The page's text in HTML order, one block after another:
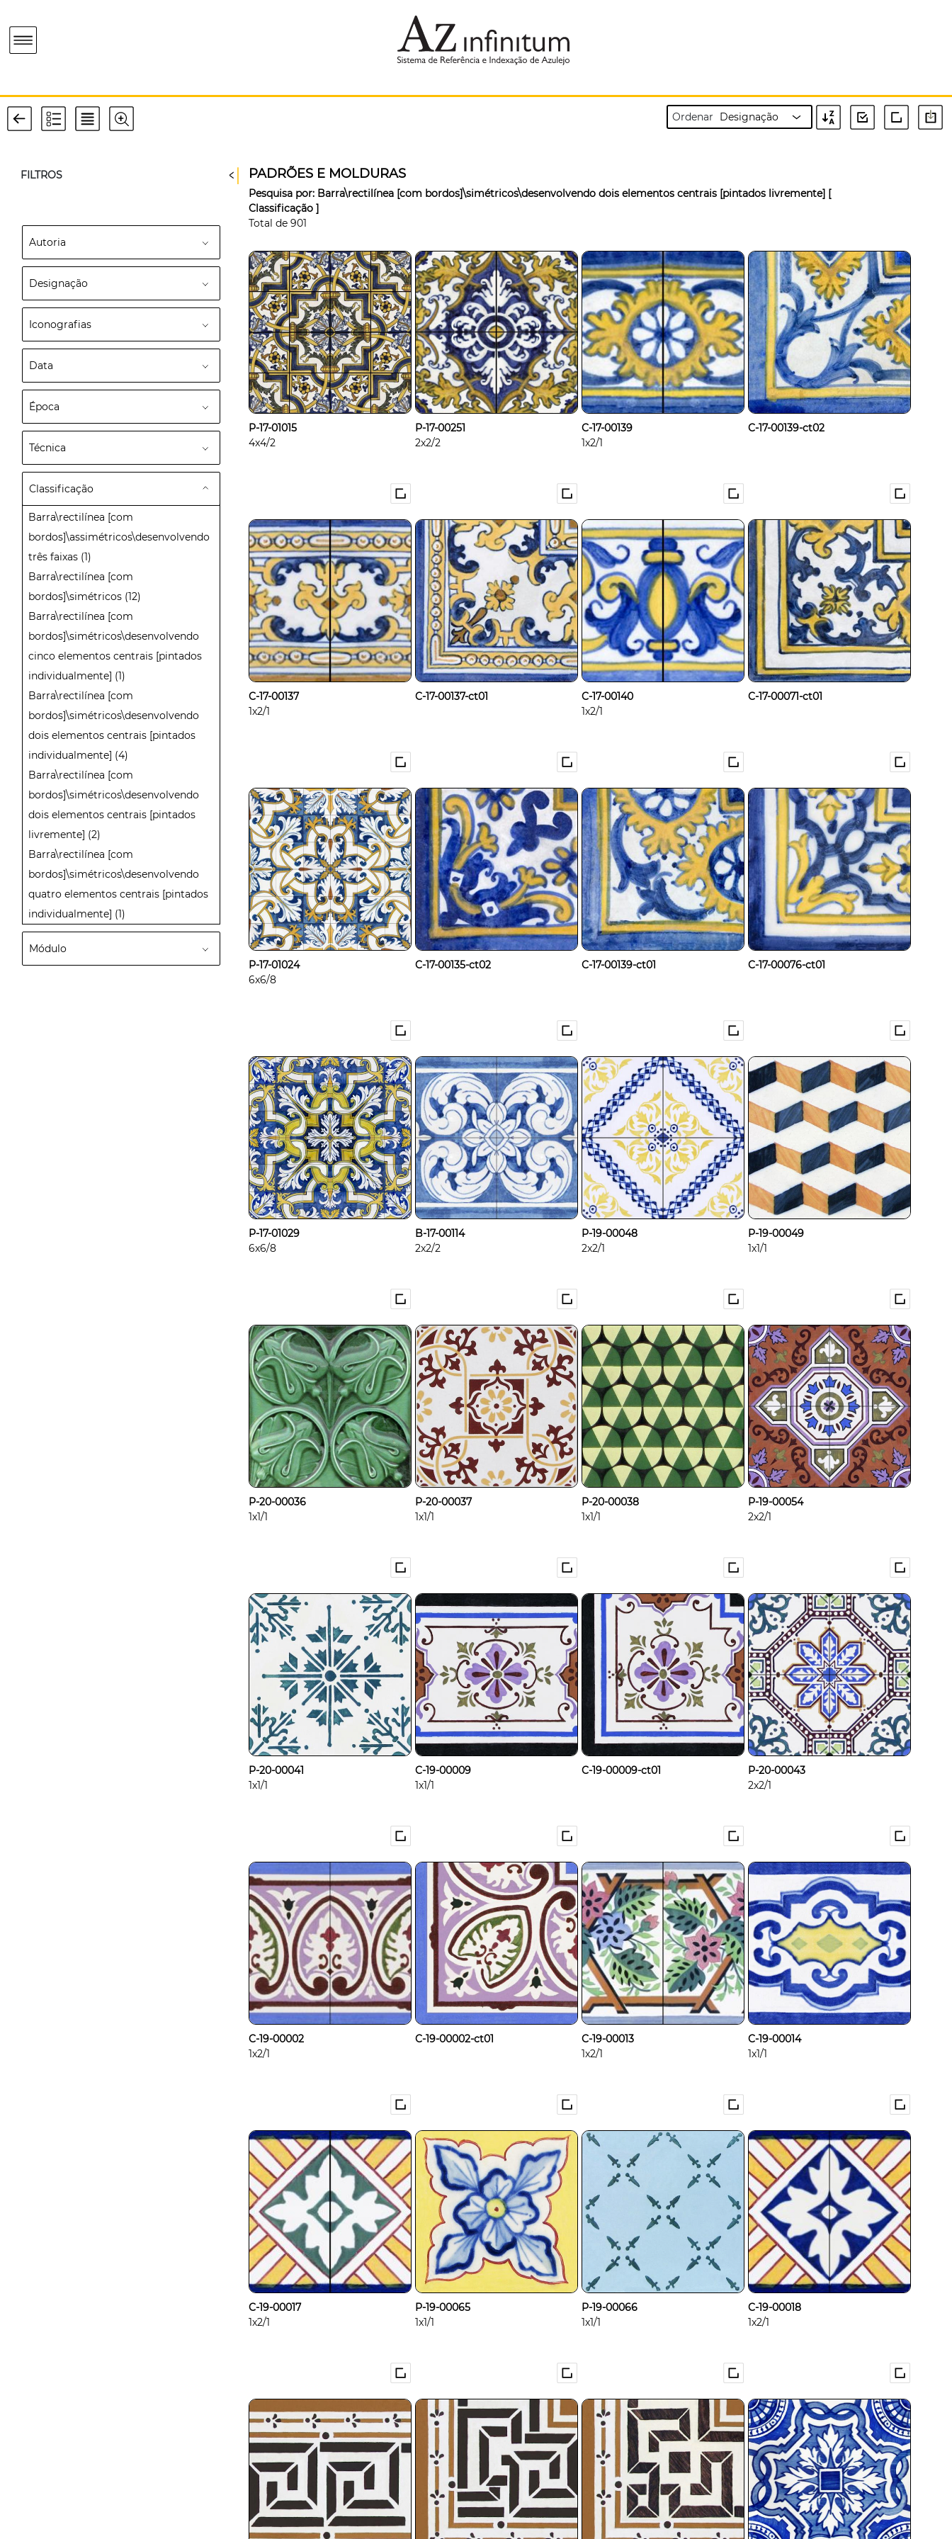
Ordenar
FILTROS
Autoria
Designação
Iconografias
Data
Época
Técnica
Classificação
Barra\rectilínea [com
bordos]\assimétricos\desenvolvendo
três faixas (1)
Barra\rectilínea [com
bordos]\simétricos (12)
Barra\rectilínea [com
bordos]\simétricos\desenvolvendo
cinco elementos centrais [pintados
individualmente] (1)
Barra\rectilínea [com
bordos]\simétricos\desenvolvendo
dois elementos centrais [pintados
individualmente] (4)
Barra\rectilínea [com
bordos]\simétricos\desenvolvendo
dois elementos centrais [pintados
livremente] (2)
Barra\rectilínea [com
bordos]\simétricos\desenvolvendo
quatro elementos centrais [pintados
individualmente] (1)
Módulo
PADRÕES E MOLDURAS
Pesquisa por: Barra\rectilínea [com bordos]\simétricos\desenvolvendo dois elementos centrais [pintados livremente] [
Classificação ]
Total de 901
P-17-01015
4x4/2
P-17-00251
2x2/2
C-17-00139
1x2/1
C-17-00139-ct02
C-17-00137
1x2/1
C-17-00137-ct01
C-17-00140
1x2/1
C-17-00071-ct01
P-17-01024
6x6/8
C-17-00135-ct02 C-17-00139-ct01 C-17-00076-ct01
P-17-01029
6x6/8
B-17-00114
2x2/2
P-19-00048
2x2/1
P-19-00049
1x1/1
P-20-00036
1x1/1
P-20-00037
1x1/1
P-20-00038
1x1/1
P-19-00054
2x2/1
P-20-00041
1x1/1
C-19-00009
1x1/1
C-19-00009-ct01
P-20-00043
2x2/1
C-19-00002
1x2/1
C-19-00002-ct01
C-19-00013
1x2/1
C-19-00014
1x1/1
C-19-00017
1x2/1
P-19-00065
1x1/1
P-19-00066
1x1/1
C-19-00018
1x2/1